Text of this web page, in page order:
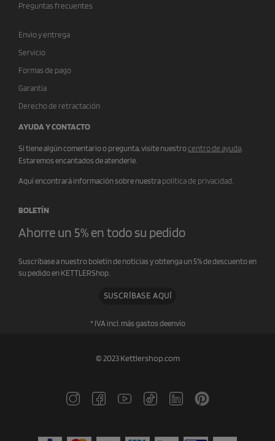
Preguntas frecuentes
Envío y entrega
Servicio
Formas de pago
Garantía
Derecho de retractación
AYUDA Y CONTACTO
Si tiene algún comentario o pregunta, visite nuestrocentro de ayuda
Estaremos encantados de atenderle.
Aquí encontrará información sobre nuestra política de privacidad
BOLETÍN
Ahorre un 5% en todo su pedido
Suscríbase a nuestro boletín de noticias y obtenga un 5% de descuento en
su pedido en KETTLERShop.
SUSCRÍBASE AQUÍ
* IVA incl. más gastos deenvío
© 2023 Kettlershop.com